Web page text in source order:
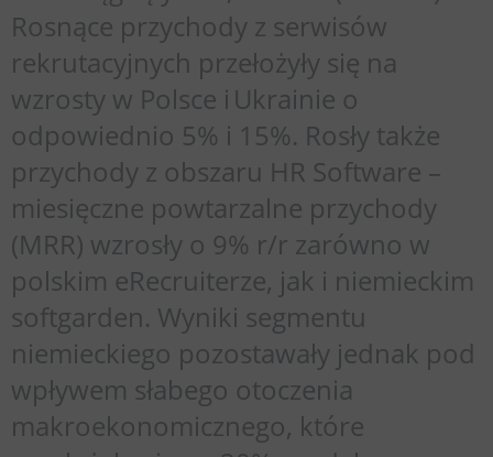
Rosnące przychody z serwisów
rekrutacyjnych przełożyły się na
wzrosty w Polsce i Ukrainie o
odpowiednio 5% i 15%. Rosły także
przychody z obszaru HR Software –
miesięczne powtarzalne przychody
(MRR) wzrosły o 9% r/r zarówno w
polskim eRecruiterze, jak i niemieckim
softgarden. Wyniki segmentu
niemieckiego pozostawały jednak pod
wpływem słabego otoczenia
makroekonomicznego, które